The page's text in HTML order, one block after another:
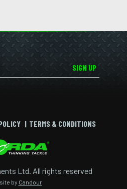
SIGN UP
Ltd. All rights reserved
by Candour
TERMS & CONDITIONS